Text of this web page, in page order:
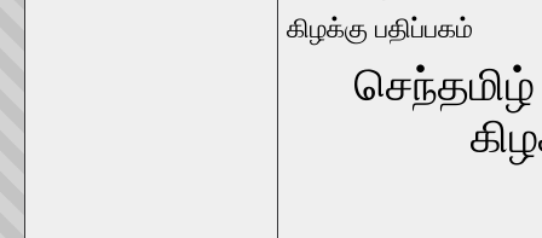
கிழக்கு பதிப்பகம்
செந்தமிழ்